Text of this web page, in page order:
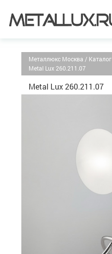
Металлюкс Москва / Каталог
Metal Lux 260.211.07
Metal Lux 260.211.07